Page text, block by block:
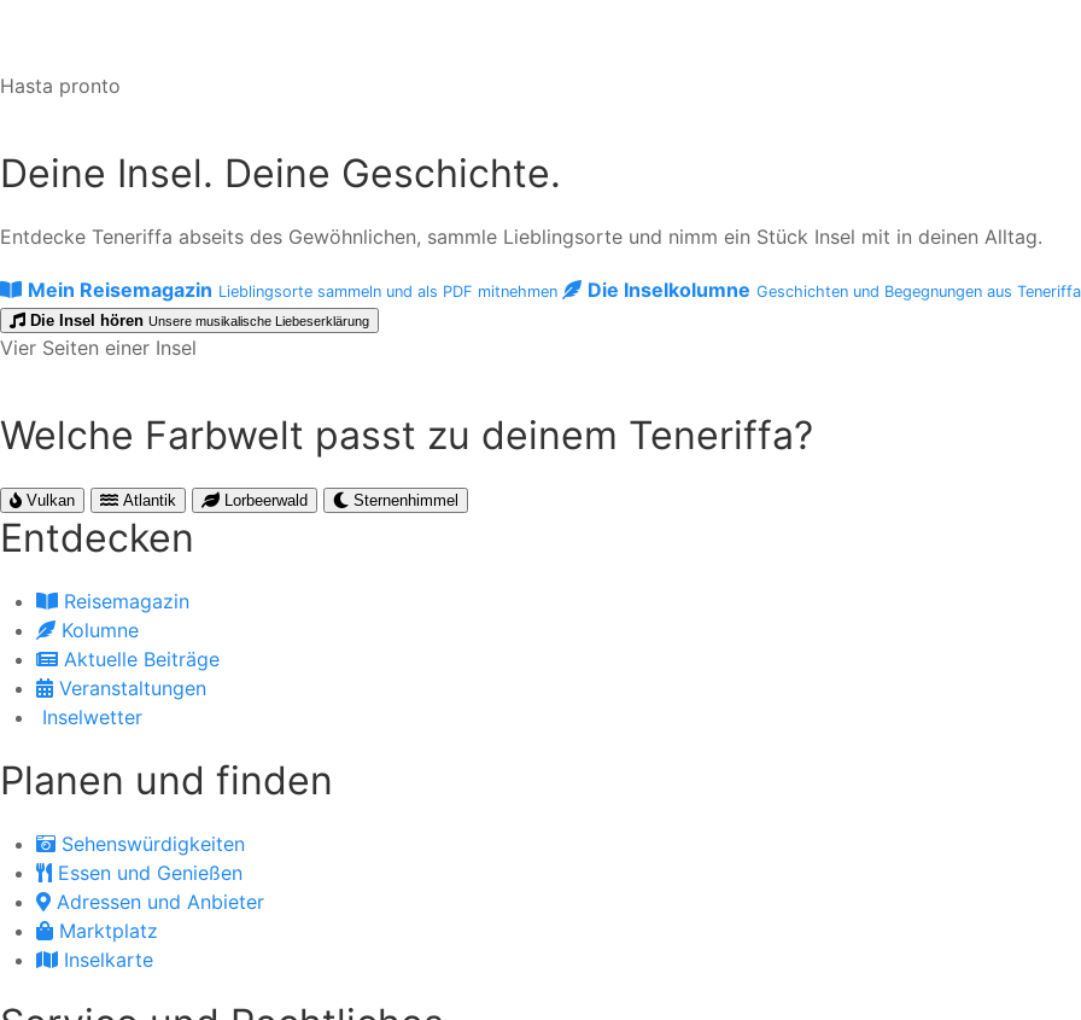
Hasta pronto
Deine Insel. Deine Geschichte.
Entdecke Teneriffa abseits des Gewöhnlichen, sammle Lieblingsorte und nimm ein Stück Insel mit in deinen Alltag.
Mein Reisemagazin Lieblingsorte sammeln und als PDF mitnehmen Die Inselkolumne Geschichten und Begegnungen aus Teneriffa
Die Insel hören Unsere musikalische Liebeserklärung
Vier Seiten einer Insel
Welche Farbwelt passt zu deinem Teneriffa?
Vulkan Atlantik Lorbeerwald Sternenhimmel
Entdecken
Reisemagazin
Kolumne
Aktuelle Beiträge
Veranstaltungen
Inselwetter
Planen und finden
Sehenswürdigkeiten
Essen und Genießen
Adressen und Anbieter
Marktplatz
Inselkarte